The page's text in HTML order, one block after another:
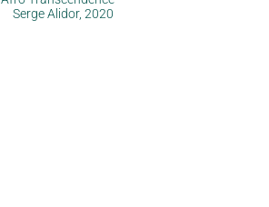
Serge Alidor, 2020